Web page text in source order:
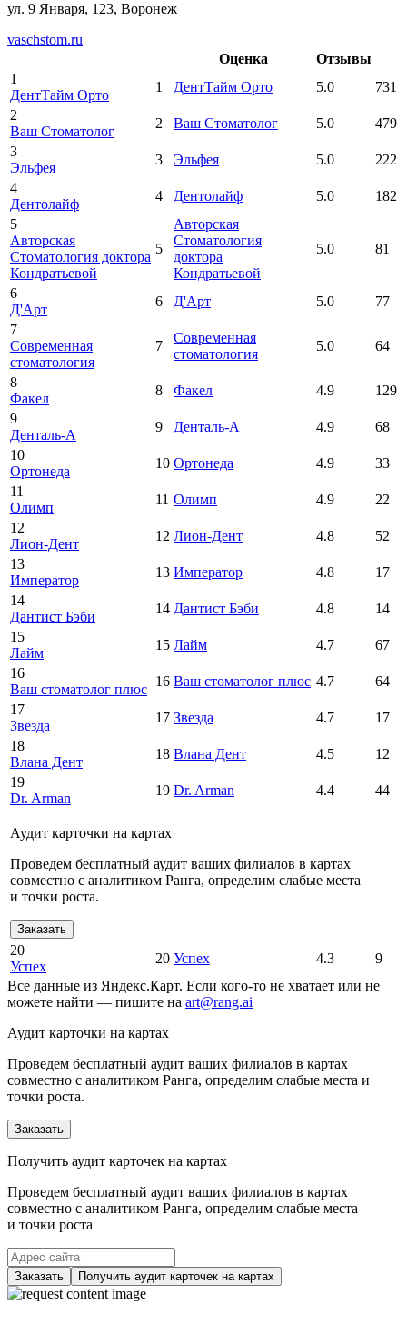
ул. 9 Января, 123, Воронеж
vaschstom.ru
Оценка
Отзывы
1
ДентТайм Орто
1 ДентТайм Орто 5.0
731
2
Ваш Стоматолог
2 Ваш Стоматолог 5.0
479
3
Эльфея
3 Эльфея 5.0
222
4
Дентолайф
4 Дентолайф 5.0
182
5
Авторская
Стоматология доктора
Кондратьевой
5
Авторская
Стоматология
доктора
Кондратьевой
5.0 81
6
Д'Арт
6 Д'Арт 5.0
77
7
Современная
стоматология
7
Современная
стоматология
5.0 64
8
Факел
8 Факел 4.9
129
9
Денталь-А
9 Денталь-А 4.9
68
10
Ортонеда
10 Ортонеда 4.9
33
11
Олимп
11 Олимп 4.9
22
12
Лион-Дент
12 Лион-Дент 4.8
52
13
Император
13 Император 4.8
17
14
Дантист Бэби
14 Дантист Бэби 4.8
14
15
Лайм
15 Лайм 4.7
67
16
Ваш стоматолог плюс
16 Ваш стоматолог плюс 4.7
64
17
Звезда
17 Звезда 4.7
17
18
Влана Дент
18 Влана Дент 4.5
12
19
Dr. Arman
19 Dr. Arman 4.4 44
Аудит карточки на картах
Проведем бесплатный аудит ваших филиалов в картах
совместно с аналитиком Ранга, определим слабые места
и точки роста.
Заказать
20
Успех
20 Успех 4.3
9
Все данные из Яндекс.Карт. Если кого-то не хватает или не
можете найти — пишите на art@rang.ai
Аудит карточки на картах
Проведем бесплатный аудит ваших филиалов в картах
совместно с аналитиком Ранга, определим слабые места и
точки роста.
Заказать
Получить аудит карточек на картах
Проведем бесплатный аудит ваших филиалов в картах
совместно с аналитиком Ранга, определим слабые места
и точки роста
Заказать Получить аудит карточек на картах